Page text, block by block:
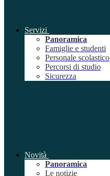
Servizi
Panoramica
Famiglie e studenti
Personale scolastico
Percorsi di studio
Sicurezza
Novità
Panoramica
Le notizie